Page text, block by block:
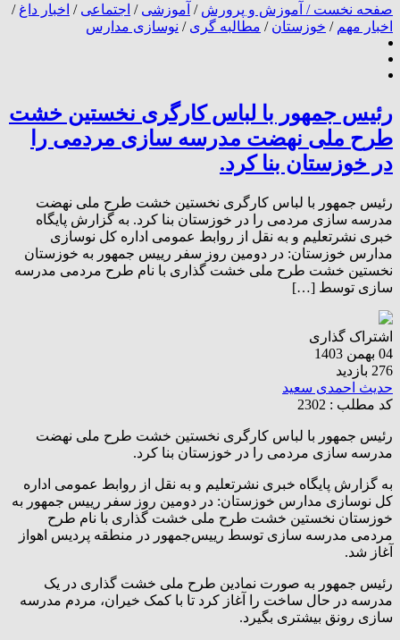
صفحه نخست / آموزش و پرورش / آموزشی / اجتماعی / اخبار داغ /
اخبار مهم / خوزستان / مطالبه گری / نوسازی مدارس
رئیس جمهور با لباس کارگری نخستین خشت
طرح ملی نهضت مدرسه سازی مردمی را
در خوزستان بنا کرد.
رئیس جمهور با لباس کارگری نخستین خشت طرح ملی نهضت
مدرسه سازی مردمی را در خوزستان بنا کرد. به گزارش پایگاه
خبری نشرتعلیم و به نقل از روابط عمومی اداره کل نوسازی
مدارس خوزستان: در دومین روز سفر رییس جمهور به خوزستان
نخستین خشت طرح ملی خشت گذاری با نام طرح مردمی مدرسه
سازی توسط […]
اشتراک گذاری
04 بهمن 1403
276 بازدید
حدیث احمدی سعید
کد مطلب : 2302
رئیس جمهور با لباس کارگری نخستین خشت طرح ملی نهضت
مدرسه سازی مردمی را در خوزستان بنا کرد.
به گزارش پایگاه خبری نشرتعلیم و به نقل از روابط عمومی اداره
کل نوسازی مدارس خوزستان: در دومین روز سفر رییس جمهور به
خوزستان نخستین خشت طرح ملی خشت گذاری با نام طرح
مردمی مدرسه سازی توسط رییس‌جمهور در منطقه پردیس اهواز
آغاز شد.
رئیس جمهور به صورت نمادین طرح ملی خشت گذاری در یک
مدرسه در حال ساخت را آغاز کرد تا با کمک خیران، مردم مدرسه
سازی رونق بیشتری بگیرد.